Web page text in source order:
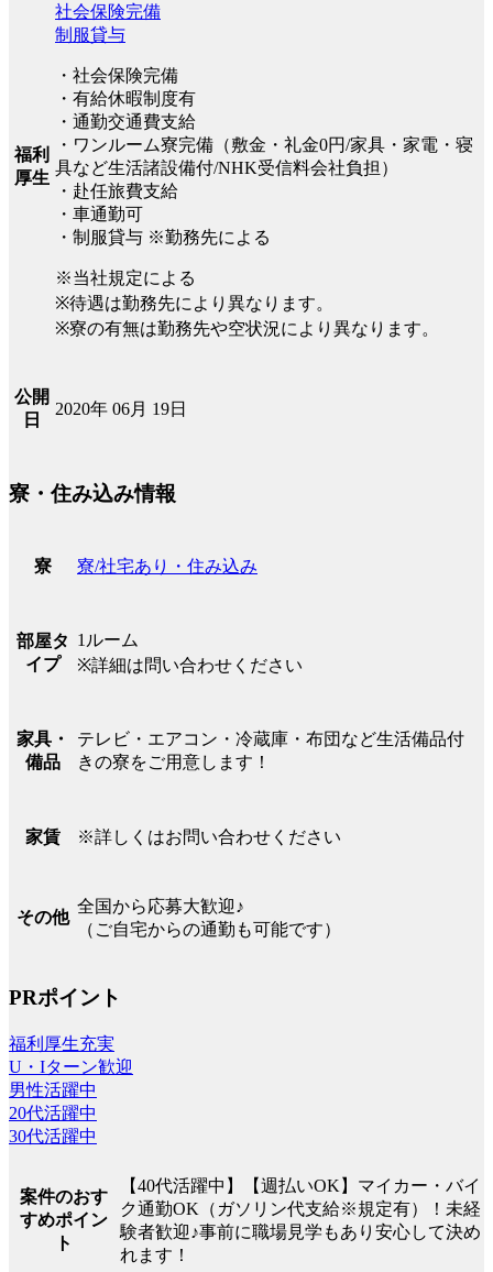
福利
厚生
社会保険完備
制服貸与
・社会保険完備
・有給休暇制度有
・通勤交通費支給
・ワンルーム寮完備（敷金・礼金0円/家具・家電・寝
具など生活諸設備付/NHK受信料会社負担）
・赴任旅費支給
・車通勤可
・制服貸与 ※勤務先による
※当社規定による
※待遇は勤務先により異なります。
※寮の有無は勤務先や空状況により異なります。
公開
日
2020年 06月 19日
寮・住み込み情報
寮 寮/社宅あり・住み込み
部屋タ
イプ
1ルーム
※詳細は問い合わせください
家具・
備品
テレビ・エアコン・冷蔵庫・布団など生活備品付
きの寮をご用意します！
家賃 ※詳しくはお問い合わせください
その他
全国から応募大歓迎♪
（ご自宅からの通勤も可能です）
PRポイント
福利厚生充実
U・Iターン歓迎
男性活躍中
20代活躍中
30代活躍中
案件のおす
すめポイン
ト
【40代活躍中】【週払いOK】マイカー・バイ
ク通勤OK（ガソリン代支給※規定有）！未経
験者歓迎♪事前に職場見学もあり安心して決め
れます！